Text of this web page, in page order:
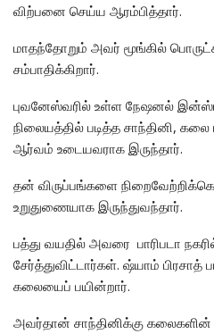
விற்பனை செய்ய ஆரம்பித்தார்.
மாதந்தோறும் அவர் மூங்கில்
சம்பாதிக்கிறார்.
புவனேஸ்வரில் உள்ள நேஷனல்
நிலையத்தில் படித்த சாந்தினி,
ஆர்வம் உடையவராக இருந்தார்.
தன் விருப்பங்களை
உறுதுணையாக இருந்துவந்தார்.
பத்து வயதில் அவரை பாரிபடா
சேர்த்துவிட்டார்கள். ஷ்யாம்
கலையைப் பயின்றார்.
அவர்தான் சாந்தினிக்கு